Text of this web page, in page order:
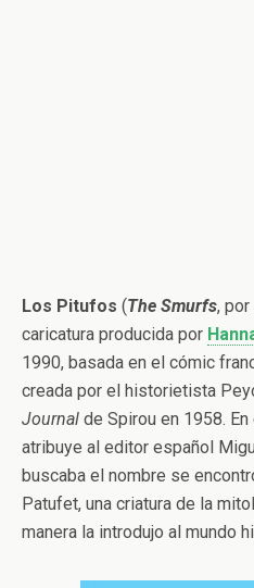
Los Pitufos (The Smurfs,
caricatura producida por
1990, basada en el cómic
creada por el historietista
Journal de Spirou en 1958.
atribuye al editor español
buscaba el nombre se
Patufet, una criatura de la
manera la introdujo al mundo